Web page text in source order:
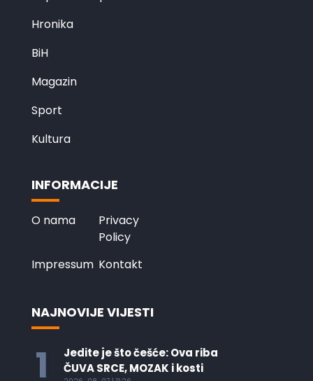
Hronika
BiH
Magazin
Sport
Kultura
INFORMACIJE
O nama
Privacy
Policy
Impressum Kontakt
NAJNOVIJE VIJESTI
1
Jedite je što češće: Ova riba
ČUVA SRCE, MOZAK i kosti